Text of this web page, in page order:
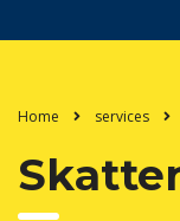
Home services